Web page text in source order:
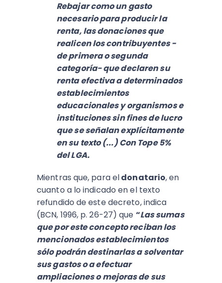
Rebajar como un gasto
necesario para producir la
renta, las donaciones que
realicen los contribuyentes -
de primera o segunda
categoría- que declaren su
renta efectiva a determinados
establecimientos
educacionales y organismos e
instituciones sin fines de lucro
que se señalan explícitamente
en su texto (...) Con Tope 5%
del LGA.
Mientras que, para eldonatario, en
cuanto a lo indicado en el texto
refundido de este decreto, indica
(BCN, 1996, p. 26-27) que “Las sumas
que por este concepto reciban los
mencionados establecimientos
sólo podrán destinarlas a solventar
sus gastos o a efectuar
ampliaciones o mejoras de sus